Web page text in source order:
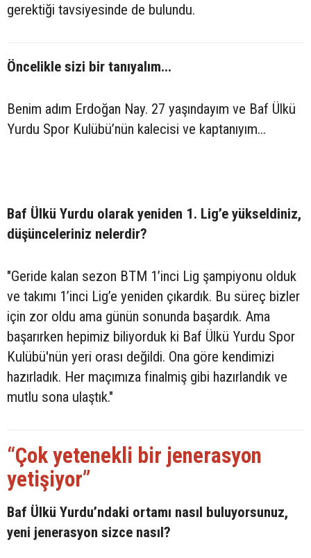
gerektiği tavsiyesinde de bulundu.
Öncelikle sizi bir tanıyalım...
Benim adım Erdoğan Nay. 27 yaşındayım ve Baf Ülkü
Yurdu Spor Kulübü’nün kalecisi ve kaptanıyım...
Baf Ülkü Yurdu olarak yeniden 1. Lig’e yükseldiniz,
düşünceleriniz nelerdir?
"Geride kalan sezon BTM 1’inci Lig şampiyonu olduk
ve takımı 1’inci Lig’e yeniden çıkardık. Bu süreç bizler
için zor oldu ama günün sonunda başardık. Ama
başarırken hepimiz biliyorduk ki Baf Ülkü Yurdu Spor
Kulübü'nün yeri orası değildi. Ona göre kendimizi
hazırladık. Her maçımıza finalmiş gibi hazırlandık ve
mutlu sona ulaştık."
“Çok yetenekli bir jenerasyon
yetişiyor”
Baf Ülkü Yurdu’ndaki ortamı nasıl buluyorsunuz,
yeni jenerasyon sizce nasıl?